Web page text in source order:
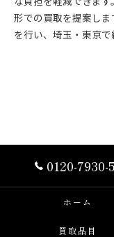
形での買取を提案し
を行い、埼玉・東京で
0120-7930-
ホーム
買取品目